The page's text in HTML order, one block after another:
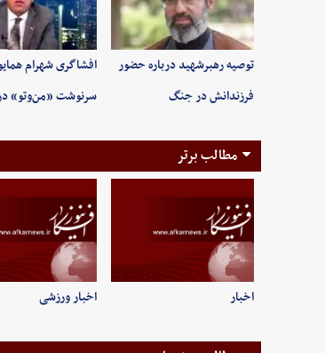
توصیه رهبرشهید درباره حضور
فرزندانش در جنگ
افشاگری شهرام
سرنوشت «من‌وتو»
مطالب برتر
اخبار اخبار ورزشی